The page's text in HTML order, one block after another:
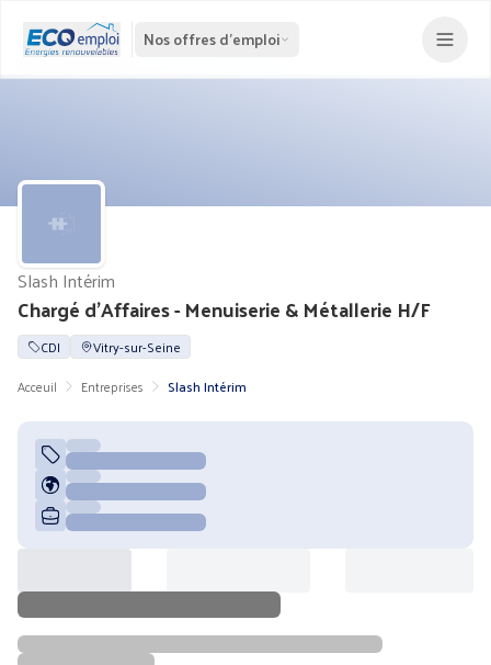
Nos offres d'emploi
Chargé d'Affaires - Menuiserie & Métallerie H/F
Slash Intérim
CDI
Vitry-sur-Seine
Acceuil
Entreprises Slash Intérim